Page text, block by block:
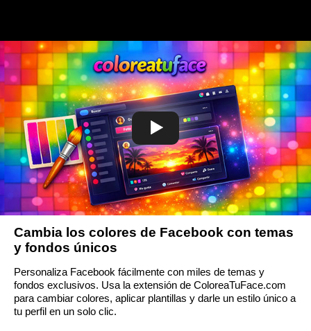
Cambia los colores de Facebook con temas
y fondos únicos
Personaliza Facebook fácilmente con miles de temas y
fondos exclusivos. Usa la extensión de ColoreaTuFace.com
para cambiar colores, aplicar plantillas y darle un estilo único a
tu perfil en un solo clic.